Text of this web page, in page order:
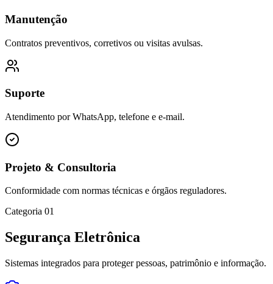
Manutenção
Contratos preventivos, corretivos ou visitas avulsas.
Suporte
Atendimento por WhatsApp, telefone e e-mail.
Projeto & Consultoria
Conformidade com normas técnicas e órgãos reguladores.
Categoria 01
Segurança Eletrônica
Sistemas integrados para proteger pessoas, patrimônio e informação.